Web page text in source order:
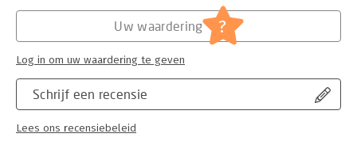
Schrijf een recensie
Lees ons recensiebeleid
Uw waardering ?
Log in om uw waardering te geven